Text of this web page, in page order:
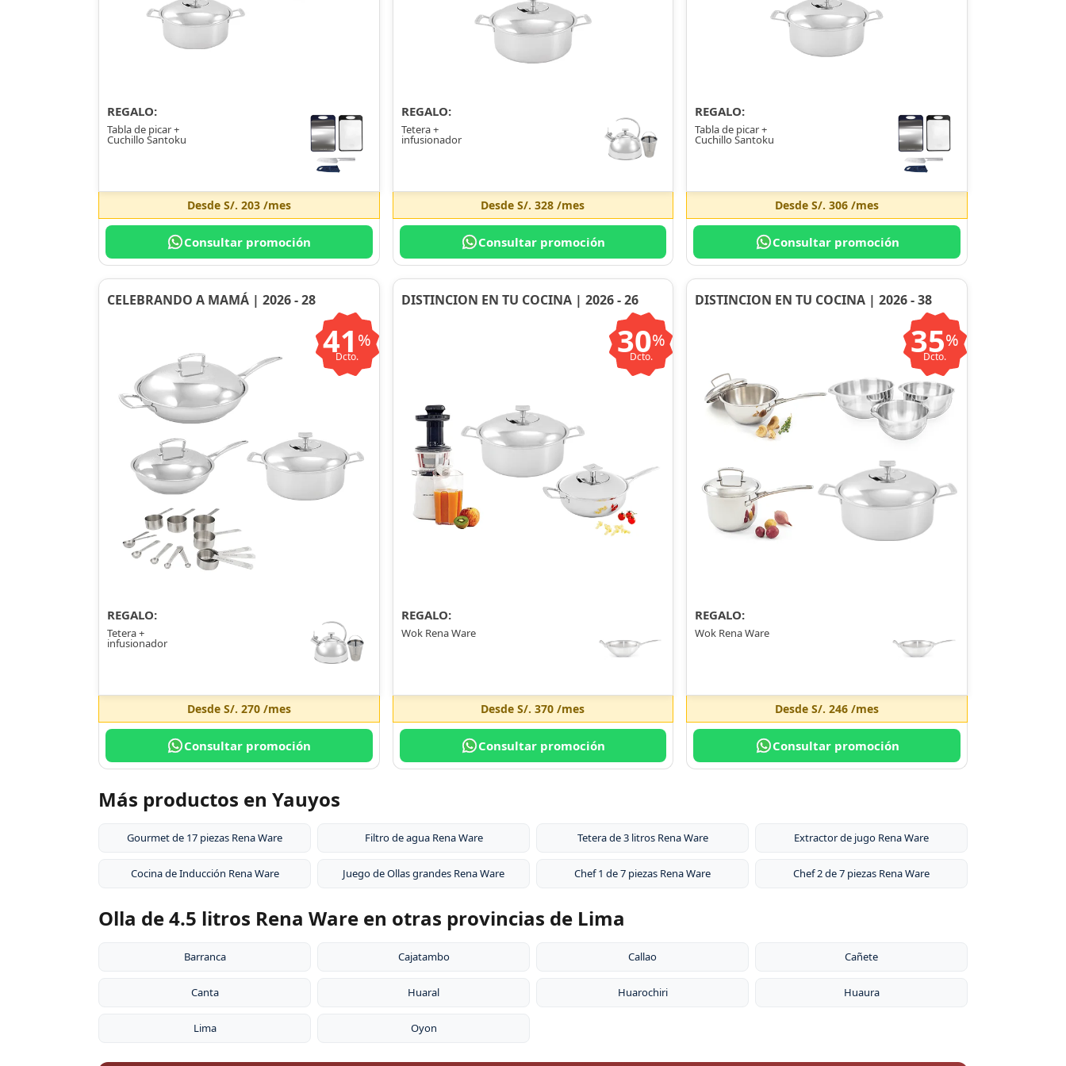
REGALO:
Tabla de picar +
Cuchillo Santoku
Desde S/. 203/mes
Consultar promoción
REGALO:
Tetera +
infusionador
DesdeS/. 328 /mes
Consultar promoción
REGALO:
Tabla de picar +
Cuchillo Santoku
DesdeS/. 306 /mes
Consultar promoción
CELEBRANDO A MAMÁ | 2026 - 28
41 %
Dcto.
REGALO:
Tetera +
infusionador
Desde S/. 270/mes
Consultar promoción
DISTINCION EN TU COCINA | 2026 - 26
30%
Dcto.
REGALO:
Wok Rena Ware
DesdeS/. 370 /mes
Consultar promoción
DISTINCION EN TU COCINA | 2026 - 38
35%
Dcto.
REGALO:
Wok Rena Ware
DesdeS/. 246 /mes
Consultar promoción
Más productos en Yauyos
Gourmet de 17 piezas Rena Ware Filtro de agua Rena Ware Tetera de 3 litros Rena Ware Extractor de jugo Rena Ware
Cocina de Inducción Rena Ware Juego de Ollas grandes Rena Ware Chef 1 de 7 piezas Rena Ware Chef 2 de 7 piezas Rena Ware
Olla de 4.5 litros Rena Ware en otras provincias de Lima
Barranca Cajatambo Callao Cañete
Canta Huaral Huarochiri Huaura
Lima Oyon